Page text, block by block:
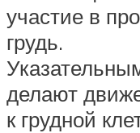
участие в
грудь.
делают
к грудной